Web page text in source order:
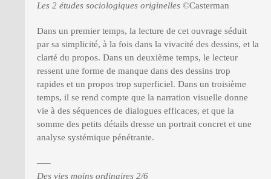
Les 2 études sociologiques originelles ©Casterman
Dans un premier temps, la lecture de cet ouvrage séduit
par sa simplicité, à la fois dans la vivacité des dessins, et la
clarté du propos. Dans un deuxième temps, le lecteur
ressent une forme de manque dans des dessins trop
rapides et un propos trop superficiel. Dans un troisième
temps, il se rend compte que la narration visuelle donne
vie à des séquences de dialogues efficaces, et que la
somme des petits détails dresse un portrait concret et une
analyse systémique pénétrante.
—–
Des vies moins ordinaires 2/6